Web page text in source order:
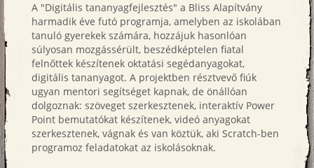
A "Digitális tananyagfejlesztés" a Bliss Alapítvány
harmadik éve futó programja, amelyben az iskolában
tanuló gyerekek számára, hozzájuk hasonlóan
súlyosan mozgássérült, beszédképtelen fiatal
felnőttek készítenek oktatási segédanyagokat,
digitális tananyagot. A projektben résztvevő fiúk
ugyan mentori segítséget kapnak, de önállóan
dolgoznak: szöveget szerkesztenek, interaktív Power
Point bemutatókat készítenek, videó anyagokat
szerkesztenek, vágnak és van köztük, aki Scratch-ben
programoz feladatokat az iskolásoknak.